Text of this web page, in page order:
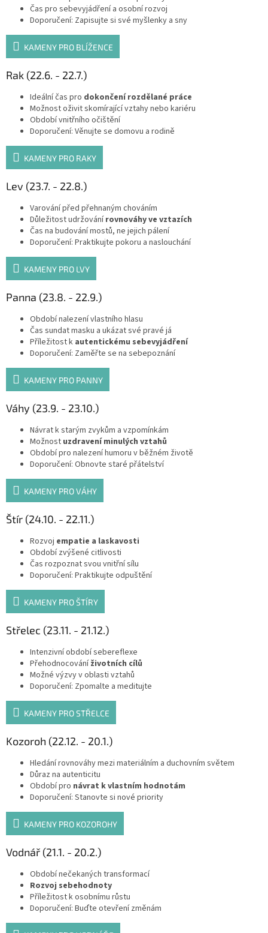
Čas pro sebevyjádření a osobní rozvoj
Doporučení: Zapisujte si své myšlenky a sny
KAMENY PRO BLÍŽENCE
Rak (22.6. - 22.7.)
Ideální čas pro dokončení rozdělané práce
Možnost oživit skomírající vztahy nebo kariéru
Období vnitřního očištění
Doporučení: Věnujte se domovu a rodině
KAMENY PRO RAKY
Lev (23.7. - 22.8.)
Varování před přehnaným chováním
Důležitost udržovánírovnováhy ve vztazích
Čas na budování mostů, ne jejich pálení
Doporučení: Praktikujte pokoru a naslouchání
KAMENY PRO LVY
Panna (23.8. - 22.9.)
Období nalezení vlastního hlasu
Čas sundat masku a ukázat své pravé já
Příležitost k autentickému sebevyjádření
Doporučení: Zaměřte se na sebepoznání
KAMENY PRO PANNY
Váhy (23.9. - 23.10.)
Návrat k starým zvykům a vzpomínkám
Možnost uzdravení minulých vztahů
Období pro nalezení humoru v běžném životě
Doporučení: Obnovte staré přátelství
KAMENY PRO VÁHY
Štír (24.10. - 22.11.)
Rozvoj empatie a laskavosti
Období zvýšené citlivosti
Čas rozpoznat svou vnitřní sílu
Doporučení: Praktikujte odpuštění
KAMENY PRO ŠTÍRY
Střelec (23.11. - 21.12.)
Intenzivní období sebereflexe
Přehodnocováníživotních cílů
Možné výzvy v oblasti vztahů
Doporučení: Zpomalte a meditujte
KAMENY PRO STŘELCE
Kozoroh (22.12. - 20.1.)
Hledání rovnováhy mezi materiálním a duchovním světem
Důraz na autenticitu
Období pro návrat k vlastním hodnotám
Doporučení: Stanovte si nové priority
KAMENY PRO KOZOROHY
Vodnář (21.1. - 20.2.)
Období nečekaných transformací
Rozvoj sebehodnoty
Příležitost k osobnímu růstu
Doporučení: Buďte otevření změnám